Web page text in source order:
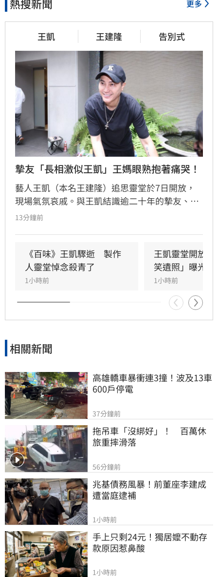
熱搜新聞 更多
王凱 王建隆 告別式
摯友「長相激似王凱」王媽眼熟抱著痛哭！
藝人王凱（本名王建隆）追思靈堂於7日開放，
現場氣氛哀戚。與王凱結識逾二十年的摯友、邱
瓈寬特助Jeff現身協助打點後事。由於兩人外貌
助，演藝圈大姐大邱瓈寬展現義氣，主動承擔治
喪事宜並指派Jeff全程留守，陪伴王凱走完人生
最後一程。這場深厚的兄弟情誼與邱瓈寬的溫暖
義舉，成為家屬在面臨驟變時最堅強的後盾，各
界也紛紛對這
13分鐘前
《百味》王凱驟逝　製作
人靈堂悼念殺青了
1小時前
王凱靈堂開放
笑遺照」曝光
1小時前
相關新聞
高雄轎車暴衝連3撞！波及13車
600戶停電
37分鐘前
拖吊車「沒綁好」！　百萬休
旅重摔滑落
56分鐘前
兆基債務風暴！前董座李建成
遭當庭逮補
1小時前
手上只剩24元！獨居嬤不動存
款原因惹鼻酸
1小時前